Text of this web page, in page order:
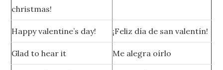
christmas!
Happy valentine’s day! ¡Feliz día de san valentín!
Glad to hear it Me alegra oírlo